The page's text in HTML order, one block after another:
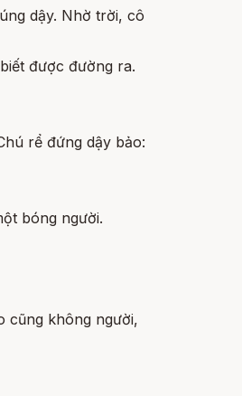
dậy. Nhờ trời, cô
được đường ra.
rể đứng dậy bảo:
bóng người.
cũng không người,